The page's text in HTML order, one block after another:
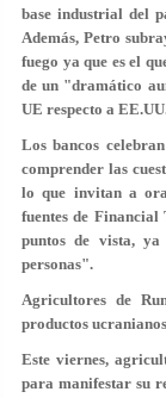
base industrial del
Además, Petro
fuego ya que es el
de un "dramático
UE respecto a
Los bancos
comprender las
lo que invitan a
fuentes de Financial
puntos de vista,
personas".
Agricultores de
productos
Este viernes,
para manifestar su